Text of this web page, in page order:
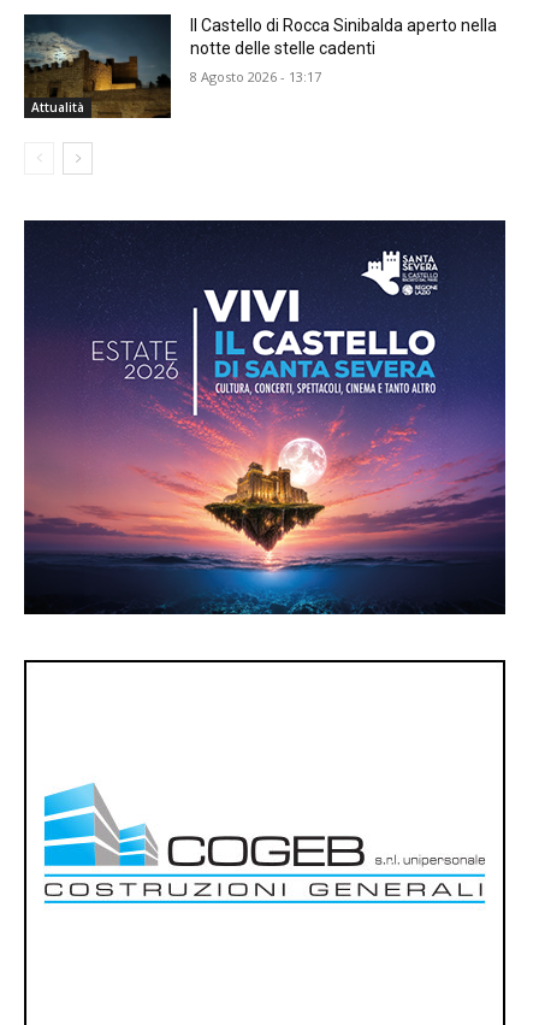
Attualità
Il Castello di Rocca Sinibalda aperto nella
notte delle stelle cadenti
8 Agosto 2026 - 13:17